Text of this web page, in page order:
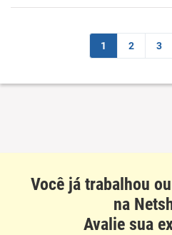
Benefícios
Recomenda esta empresa
1 2 3
Você já trabalhou
na
Avalie sua